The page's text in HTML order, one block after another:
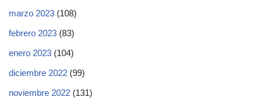
marzo 2023 (108)
febrero 2023 (83)
enero 2023 (104)
diciembre 2022 (99)
noviembre 2022 (131)